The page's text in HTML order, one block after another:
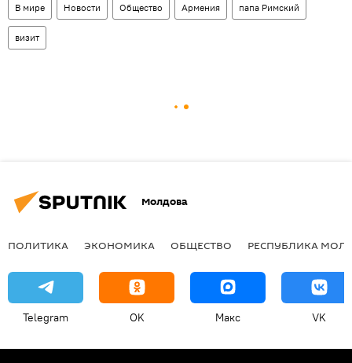
В мире Новости Общество Армения папа Римский
визит
Молдова
ПОЛИТИКА ЭКОНОМИКА ОБЩЕСТВО РЕСПУБЛИКА
Telegram OK Макс VK